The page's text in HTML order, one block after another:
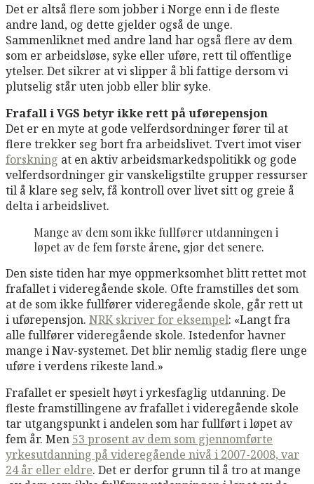
Det er altså flere som jobber i Norge enn i de fleste
andre land, og dette gjelder også de unge.
Sammenliknet med andre land har også flere av dem
som er arbeidsløse, syke eller uføre, rett til offentlige
ytelser. Det sikrer at vi slipper å bli fattige dersom vi
plutselig står uten jobb eller blir syke.
Frafall i VGS betyr ikke rett på uførepensjon
Det er en myte at gode velferdsordninger fører til at
flere trekker seg bort fra arbeidslivet. Tvert imot viser
forskning at en aktiv arbeidsmarkedspolitikk og gode
velferdsordninger gir vanskeligstilte grupper ressurser
til å klare seg selv, få kontroll over livet sitt og greie å
delta i arbeidslivet.
Mange av dem som ikke fullfører utdanningen i
løpet av de fem første årene, gjør det senere.
Den siste tiden har mye oppmerksomhet blitt rettet mot
frafallet i videregående skole. Ofte framstilles det som
at de som ikke fullfører videregående skole, går rett ut
i uførepensjon. NRK skriver for eksempel: «Langt fra
alle fullfører videregående skole. Istedenfor havner
mange i Nav-systemet. Det blir nemlig stadig flere unge
uføre i verdens rikeste land.»
Frafallet er spesielt høyt i yrkesfaglig utdanning. De
fleste framstillingene av frafallet i videregående skole
tar utgangspunkt i andelen som har fullført i løpet av
fem år. Men 53 prosent av dem som gjennomførte
yrkesutdanning på videregående nivå i 2007-2008, var
24 år eller eldre. Det er derfor grunn til å tro at mange